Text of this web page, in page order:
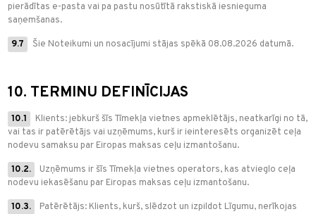
pierādītas e-pasta vai pa pastu nosūtītā rakstiskā iesnieguma
saņemšanas.
9.7 Šie Noteikumi un nosacījumi stājas spēkā 08.08.2026 datumā.
10. TERMINU DEFINĪCIJAS
10.1
Klients: jebkurš šīs Tīmekļa vietnes apmeklētājs, neatkarīgi no tā,
vai tas ir patērētājs vai uzņēmums, kurš ir ieinteresēts organizēt ceļa
nodevu samaksu par Eiropas maksas ceļu izmantošanu.
10.2.
Uzņēmums ir šīs Tīmekļa vietnes operators, kas atvieglo ceļa
nodevu iekasēšanu par Eiropas maksas ceļu izmantošanu.
10.3.
Patērētājs: Klients, kurš, slēdzot un izpildot Līgumu, nerīkojas